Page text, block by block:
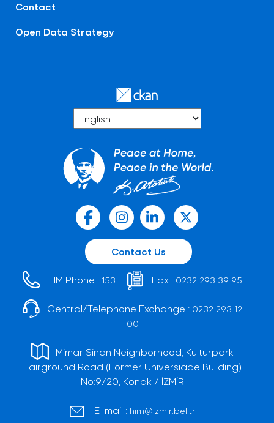
Contact
Open Data Strategy
Contact Us
HIM Phone : 153 Fax : 0232 293 39 95
Central/Telephone Exchange : 0232 293 12
00
Mimar Sinan Neighborhood, Kültürpark
Fairground Road (Former Universiade Building)
No:9/20, Konak / İZMİR
E-mail : him@izmir.bel.tr